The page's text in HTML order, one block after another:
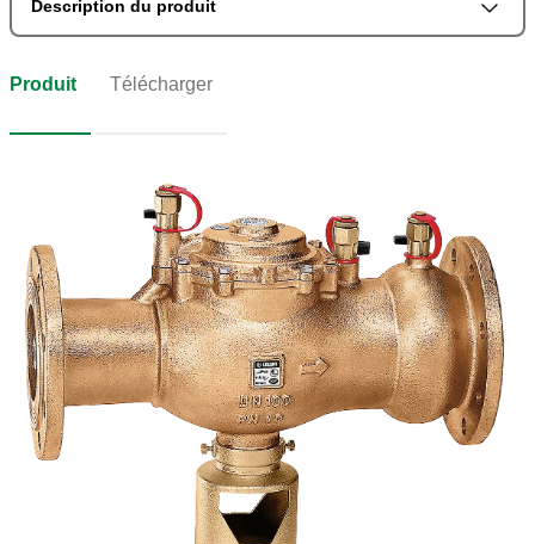
Description du produit
Produit Télécharger